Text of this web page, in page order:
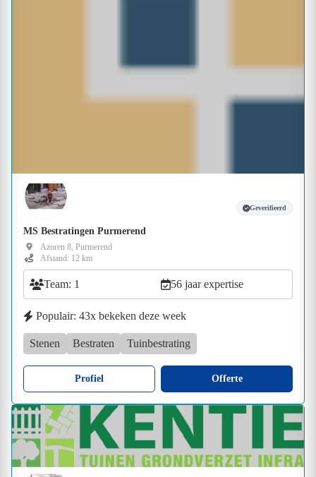
Geverifieerd
MS Bestratingen Purmerend
Azoren 8, Purmerend
Afstand: 12 km
Team: 1 56 jaar expertise
Populair: 43x bekeken deze week
Stenen Bestraten Tuinbestrating
Profiel Offerte